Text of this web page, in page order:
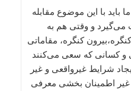
باید با این موضوع مقابله
می‌گیرد و وقتی هم به
کنگره، مقاماتی
و کسانی که سعی می‌کنند
شرایط غیرواقعی و غیر
اطمینان بخشی معرفی